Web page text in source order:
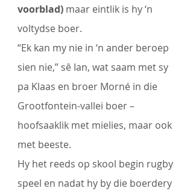
voorblad) maar eintlik is hy ‘n
voltydse boer.
“Ek kan my nie in ‘n ander beroep
sien nie,” sê Ian, wat saam met sy
pa Klaas en broer Morné in die
Grootfontein-vallei boer –
hoofsaaklik met mielies, maar ook
met beeste.
Hy het reeds op skool begin rugby
speel en nadat hy by die boerdery